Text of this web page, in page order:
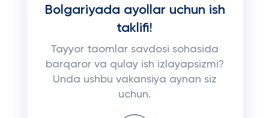
Bolgariyada ayollar uchun ish
taklifi!
Tayyor taomlar savdosi sohasida
barqaror va qulay ish izlayapsizmi?
Unda ushbu vakansiya aynan siz
uchun.